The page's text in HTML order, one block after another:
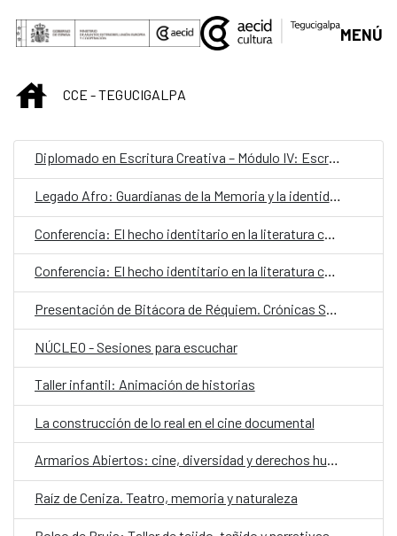
Saltar al contenido principal
MENÚ
INICIOCCE - TEGUCIGALPA
Diplomado en Escritura Creativa – Módulo IV: Escrituras híbridas
Legado Afro: Guardianas de la Memoria y la identidad cultural
Conferencia: El hecho identitario en la literatura contemporánea
Conferencia: El hecho identitario en la literatura contemporánea
Presentación de Bitácora de Réquiem. Crónicas Saturnales
NÚCLEO - Sesiones para escuchar
Taller infantil: Animación de historias
La construcción de lo real en el cine documental
Armarios Abiertos: cine, diversidad y derechos humanos
Raíz de Ceniza. Teatro, memoria y naturaleza